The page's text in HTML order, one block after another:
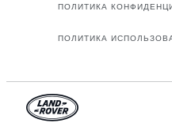
ПОЛИТИКА
ПОЛИТИКА